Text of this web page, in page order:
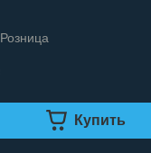
Розница
Купить